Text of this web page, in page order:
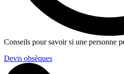
Conseils pour savoir si une personne
Devis obsèques